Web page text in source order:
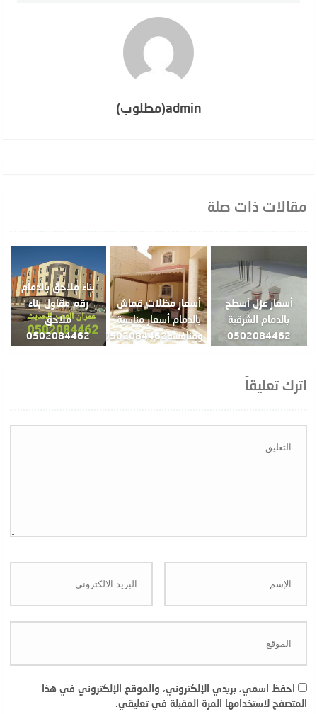
admin(مطلوب)
مقالات ذات صلة
أسعار عزل أسطح
بالدمام الشرقية
0502084462
أسعار مظلات قماش
بالدمام أسعار مناسبة
ومنافسة0502084462
بناء ملاحق بالدمام
رقم مقاول بناء
ملاحق
0502084462
اترك تعليقاً
احفظ اسمي، بريدي الإلكتروني، والموقع الإلكتروني في هذا
المتصفح لاستخدامها المرة المقبلة في تعليقي.